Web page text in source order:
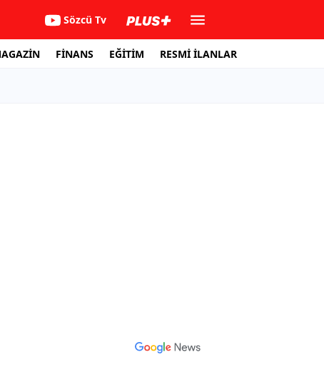
Sözcü Tv
FİNANS EĞİTİM RESMİ İLANLAR